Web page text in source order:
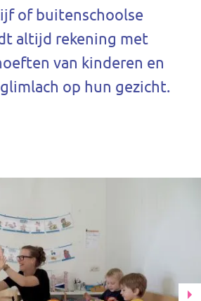
of buitenschoolse
altijd rekening met
van kinderen en
op hun gezicht.